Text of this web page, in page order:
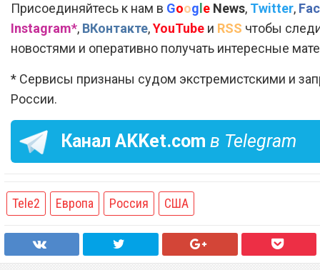
Присоединяйтесь к нам в Goog e News, Twitter,
Instagram*, ВКонтакте,YouTube и RSS чтобы
новостями и оперативно получать интересные
* Сервисы признаны судом экстремистскими и
России.
Канал AKKet.com в Telegram
Tele2 Европа Россия США